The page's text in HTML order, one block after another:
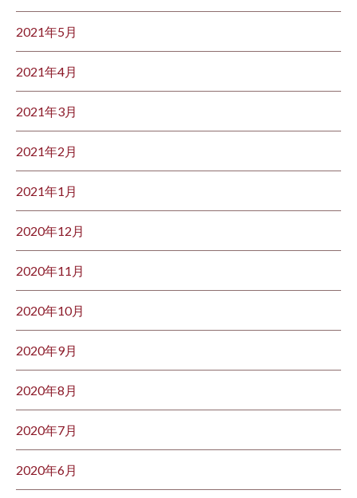
2021年5月
2021年4月
2021年3月
2021年2月
2021年1月
2020年12月
2020年11月
2020年10月
2020年9月
2020年8月
2020年7月
2020年6月